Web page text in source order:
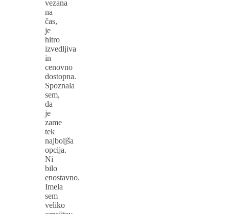
vezana
na
čas,
je
hitro
izvedljiva
in
cenovno
dostopna.
Spoznala
sem,
da
je
zame
tek
najboljša
opcija.
Ni
bilo
enostavno.
Imela
sem
veliko